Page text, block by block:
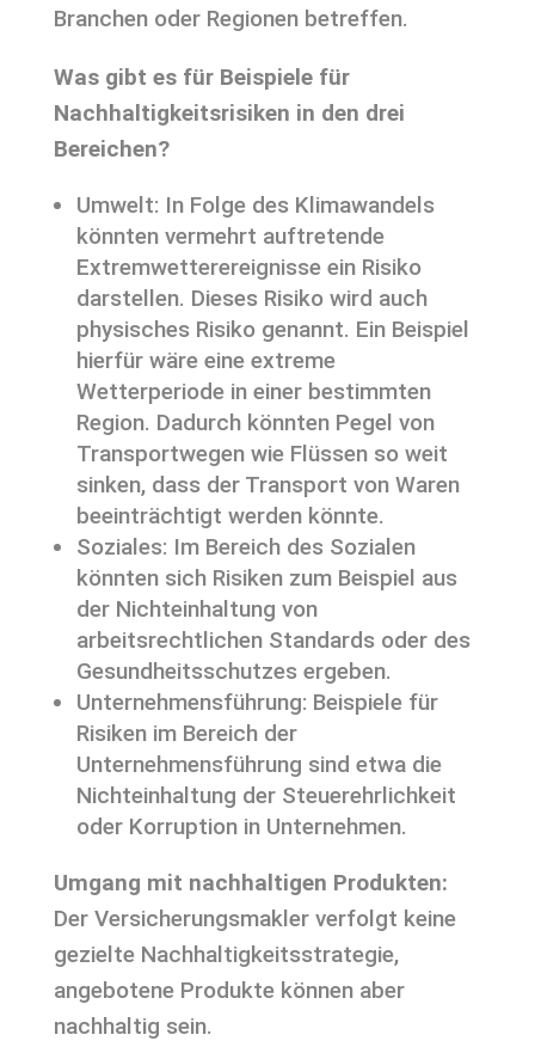
Branchen oder Regionen betreffen.
Was gibt es für Beispiele für
Nachhaltigkeitsrisiken in den drei
Bereichen?
Umwelt: In Folge des Klimawandels
könnten vermehrt auftretende
Extremwetterereignisse ein Risiko
darstellen. Dieses Risiko wird auch
physisches Risiko genannt. Ein Beispiel
hierfür wäre eine extreme
Wetterperiode in einer bestimmten
Region. Dadurch könnten Pegel von
Transportwegen wie Flüssen so weit
sinken, dass der Transport von Waren
beeinträchtigt werden könnte.
Soziales: Im Bereich des Sozialen
könnten sich Risiken zum Beispiel aus
der Nichteinhaltung von
arbeitsrechtlichen Standards oder des
Gesundheitsschutzes ergeben.
Unternehmensführung: Beispiele für
Risiken im Bereich der
Unternehmensführung sind etwa die
Nichteinhaltung der Steuerehrlichkeit
oder Korruption in Unternehmen.
Umgang mit nachhaltigen Produkten:
Der Versicherungsmakler verfolgt keine
gezielte Nachhaltigkeitsstrategie,
angebotene Produkte können aber
nachhaltig sein.